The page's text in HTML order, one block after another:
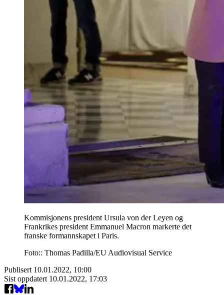
Kommisjonens president Ursula von der Leyen og
Frankrikes president Emmanuel Macron markerte det
franske formannskapet i Paris.
Foto:: Thomas Padilla/EU Audiovisual Service
Publisert 10.01.2022, 10:00
Sist oppdatert 10.01.2022, 17:03